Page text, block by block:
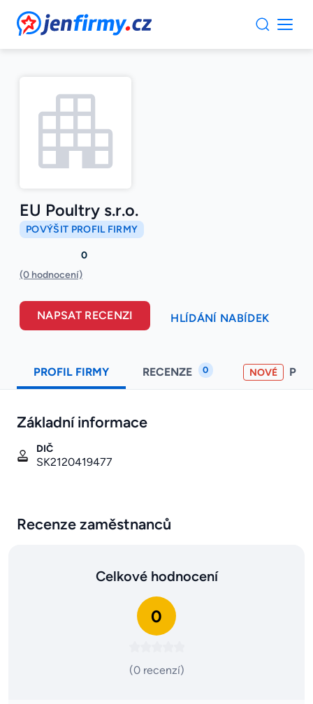
JenFirmy.cz
EU Poultry s.r.o.
POVÝŠIT PROFIL FIRMY
0
(0 hodnocení)
NAPSAT RECENZI HLÍDÁNÍ NABÍDEK
PROFIL FIRMY RECENZE 0 NOVÉ
Základní informace
DIČ
SK2120419477
Recenze zaměstnanců
Celkové hodnocení
0
(0 recenzí)